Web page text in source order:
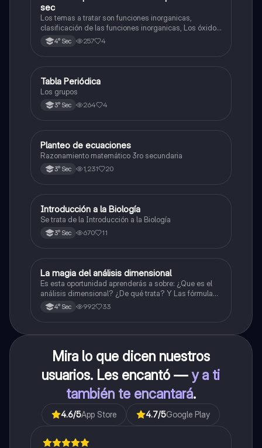
sec
Los temas a tratar son funciones inorganicas,
clasificación de las funciones inorganicas, Los óxidos
y los óxidos ácidos
4° Sec 257 4
Química
Tabla Periódica
Los grupos
3° Sec 264 4
Matemáticas
Planteo de ecuaciones
Razonamiento matemático 3ro secundaria
3° Sec 1,231 20
Biología
Introducción a la Biología
Se trata de la Introducción a la Biología
3° Sec 670 11
Física
La magia del análisis dimensional
Es esta oportunidad aprenderás a sobre: ¿Que es el
análisis dimensional? ¿De qué trata? Y Las fórmulas
de las magnitudes fundamentales y derivadas.
4° Sec 992 33
Mira lo que dicen nuestros
usuarios. Les encantó —y a ti
también te encantará.
4.6/5App Store 4.7/5Google Play